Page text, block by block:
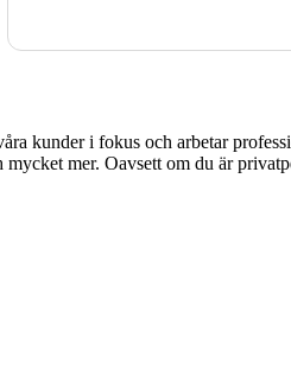
kunder i fokus och arbetar
mer. Oavsett om du är